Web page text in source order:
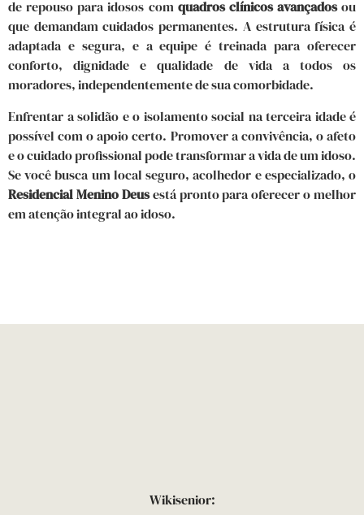
de repouso para idosos com quadros clínicos avançadosou
que demandam cuidados permanentes. A estrutura física é
adaptada e segura, e a equipe é treinada para oferecer
conforto, dignidade e qualidade de vida a todos os
moradores, independentemente de sua comorbidade.
Enfrentar a solidão e o isolamento social na terceira idade é
possível com o apoio certo. Promover a convivência, o afeto
e o cuidado profissional pode transformar a vida de um idoso.
Se você busca um local seguro, acolhedor e especializado, o
Residencial Menino Deusestá pronto para oferecer o melhor
em atenção integral ao idoso.
Wikisenior: